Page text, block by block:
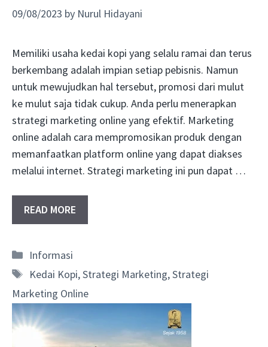
09/08/2023 by Nurul Hidayani
Memiliki usaha kedai kopi yang selalu ramai dan terus
berkembang adalah impian setiap pebisnis. Namun
untuk mewujudkan hal tersebut, promosi dari mulut
ke mulut saja tidak cukup. Anda perlu menerapkan
strategi marketing online yang efektif. Marketing
online adalah cara mempromosikan produk dengan
memanfaatkan platform online yang dapat diakses
melalui internet. Strategi marketing ini pun dapat …
READ MORE
Categories
Informasi
Tags
Kedai Kopi,Strategi Marketing,Strategi
Marketing Online